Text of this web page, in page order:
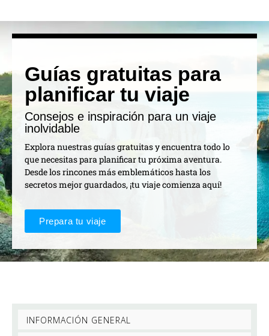
Guías gratuitas para
planificar tu viaje
Consejos e inspiración para un viaje
inolvidable
Explora nuestras guías gratuitas y encuentra todo lo
que necesitas para planificar tu próxima aventura.
Desde los rincones más emblemáticos hasta los
secretos mejor guardados, ¡tu viaje comienza aquí!
Prepara tu viaje
INFORMACIÓN GENERAL